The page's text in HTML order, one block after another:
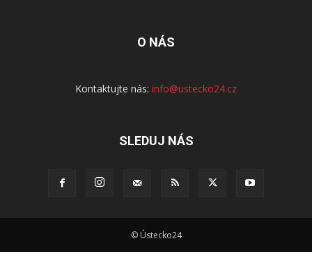
O NÁS
Kontaktujte nás: info@ustecko24.cz
SLEDUJ NÁS
© Ústecko24